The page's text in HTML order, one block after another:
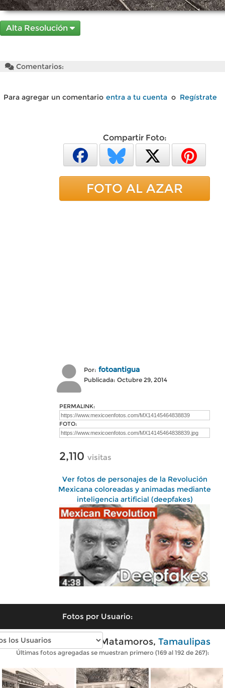
Alta Resolución
Comentarios:
Para agregar un comentario entra a tu cuenta o Regístrate
Compartir Foto:
FOTO AL AZAR
Por: fotoantigua
Publicada: Octubre 29, 2014
PERMALINK:
FOTO:
2,110 visitas
Ver fotos de personajes de la Revolución
Mexicana coloreadas y animadas mediante
inteligencia artificial (deepfakes)
Fotos por Usuario:
Fotos antiguas de Matamoros, Tamaulipas
Últimas fotos agregadas se muestran primero (169 al 192 de 267):